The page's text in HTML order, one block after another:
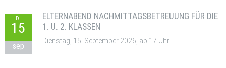
DI
15
sep
ELTERNABEND NACHMITTAGSBETREUUNG FÜR DIE
1. U. 2. KLASSEN
Dienstag, 15. September 2026, ab 17 Uhr